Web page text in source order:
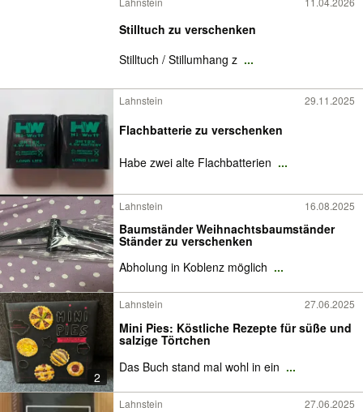
Stilltuch zu verschenken
Stilltuch / Stillumhang z ...
Lahnstein 29.11.2025
Flachbatterie zu verschenken
Habe zwei alte Flachbatterien ...
Lahnstein 16.08.2025
Baumständer Weihnachtsbaumständer
Ständer zu verschenken
Abholung in Koblenz möglich ...
2
Lahnstein 27.06.2025
Mini Pies: Köstliche Rezepte für süße und
salzige Törtchen
Das Buch stand mal wohl in ein ...
Lahnstein 27.06.2025